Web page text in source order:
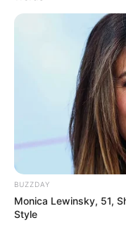
W tym tygodniu raz
polskich wydańna
Jeśli znacie jeszcze
które ukazały sięw
. Wszystkie
na portalu pod
BUZZDAY
Monica Lewinsky, 51,
Style